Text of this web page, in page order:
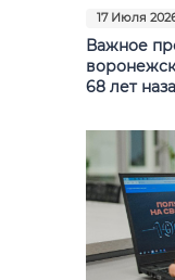
17 Июля
Важное
68 лет